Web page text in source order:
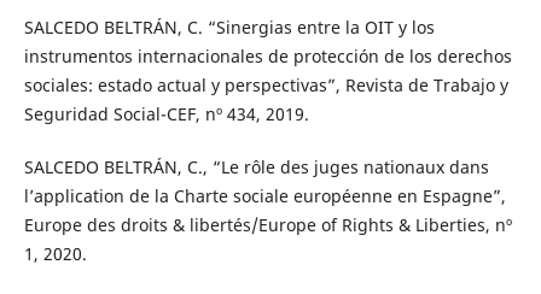
SALCEDO BELTRÁN, C. “Sinergias entre la OIT y los
instrumentos internacionales de protección de los derechos
sociales: estado actual y perspectivas”, Revista de Trabajo y
Seguridad Social-CEF, nº 434, 2019.
SALCEDO BELTRÁN, C., “Le rôle des juges nationaux dans
l’application de la Charte sociale européenne en Espagne”,
Europe des droits & libertés/Europe of Rights & Liberties, nº
1, 2020.